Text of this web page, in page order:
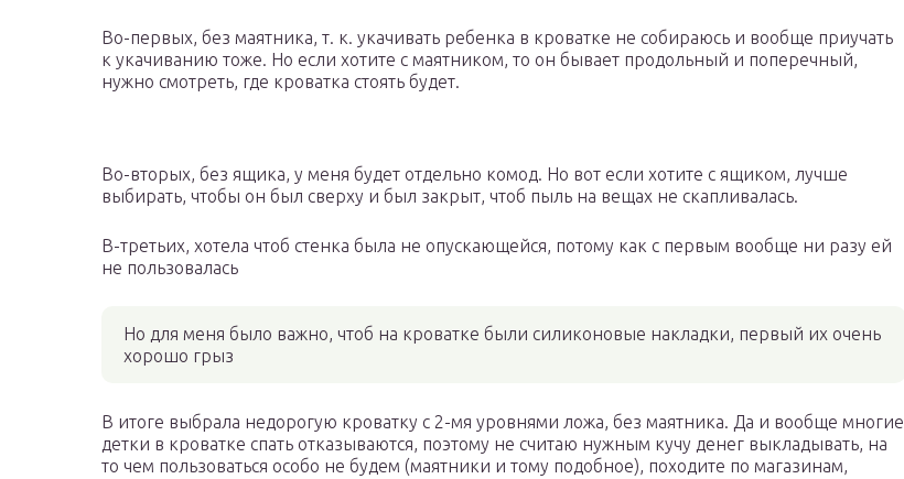
Во-первых, без маятника, т. к. укачивать ребенка в кроватке не собираюсь и вообще приучать
к укачиванию тоже. Но если хотите с маятником, то он бывает продольный и поперечный,
нужно смотреть, где кроватка стоять будет.
Во-вторых, без ящика, у меня будет отдельно комод. Но вот если хотите с ящиком, лучше
выбирать, чтобы он был сверху и был закрыт, чтоб пыль на вещах не скапливалась.
В-третьих, хотела чтоб стенка была не опускающейся, потому как с первым вообще ни разу ей
не пользовалась
Но для меня было важно, чтоб на кроватке были силиконовые накладки, первый их очень
хорошо грыз
В итоге выбрала недорогую кроватку с 2-мя уровнями ложа, без маятника. Да и вообще многие
детки в кроватке спать отказываются, поэтому не считаю нужным кучу денег выкладывать, на
то чем пользоваться особо не будем (маятники и тому подобное), походите по магазинам,